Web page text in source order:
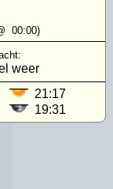
00:00)
weer
21:17
19:31